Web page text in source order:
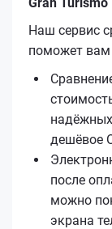
Наш сервис
поможет вам
дешёвое
после
можно
экрана